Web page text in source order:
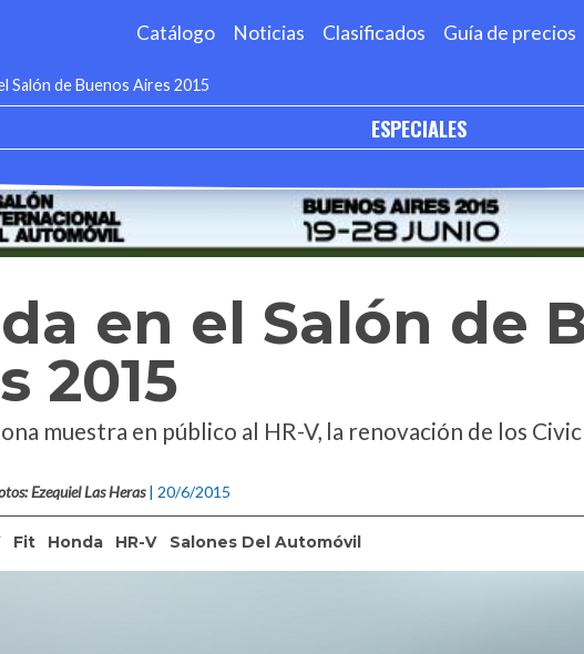
Catálogo Noticias Clasificados Guía de precios
Salón de Buenos Aires 2015
ESPECIALES
en el Salón de
2015
muestra en público al HR-V, la renovación de los
Ezequiel Las Heras | 20/6/2015
Fit Honda HR-V Salones Del Automóvil